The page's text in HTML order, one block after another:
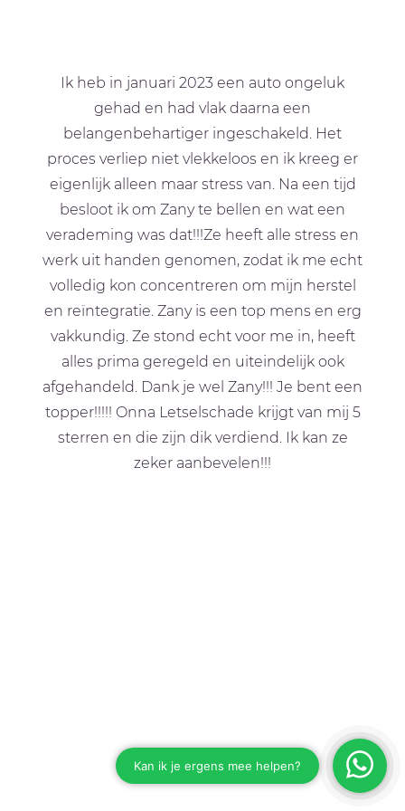
Ik heb in januari 2023 een auto ongeluk
gehad en had vlak daarna een
belangenbehartiger ingeschakeld. Het
proces verliep niet vlekkeloos en ik kreeg er
eigenlijk alleen maar stress van. Na een tijd
besloot ik om Zany te bellen en wat een
verademing was dat!!!Ze heeft alle stress en
werk uit handen genomen, zodat ik me echt
volledig kon concentreren om mijn herstel
en reïntegratie. Zany is een top mens en erg
vakkundig. Ze stond echt voor me in, heeft
alles prima geregeld en uiteindelijk ook
afgehandeld. Dank je wel Zany!!! Je bent een
topper!!!!! Onna Letselschade krijgt van mij 5
sterren en die zijn dik verdiend. Ik kan ze
zeker aanbevelen!!!